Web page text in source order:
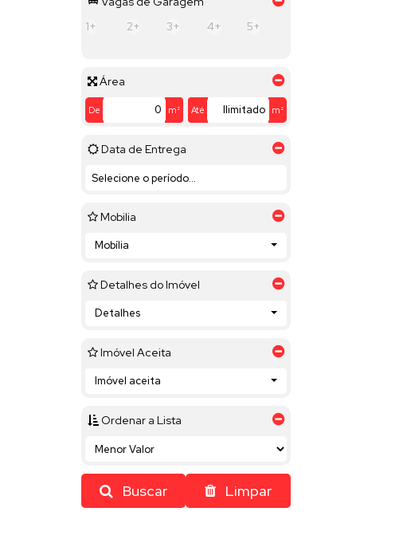
1+
2+ 3+ 4+ 5+
Área
De m² Até m²
Data de Entrega
Mobilia
Mobília
Detalhes do Imóvel
Detalhes
Imóvel Aceita
Imóvel aceita
Ordenar a Lista
Buscar Limpar